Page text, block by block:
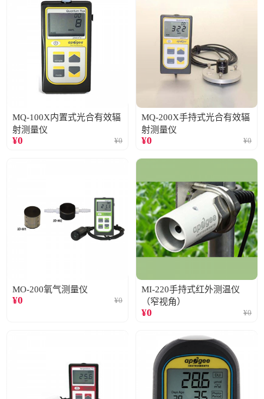
MQ-100X内置式光合有效辐
射测量仪
¥0 ¥0
MQ-200X手持式光合有效辐
射测量仪
¥0 ¥0
MO-200氧气测量仪
¥0 ¥0
MI-220手持式红外测温仪
（窄视角）
¥0 ¥0